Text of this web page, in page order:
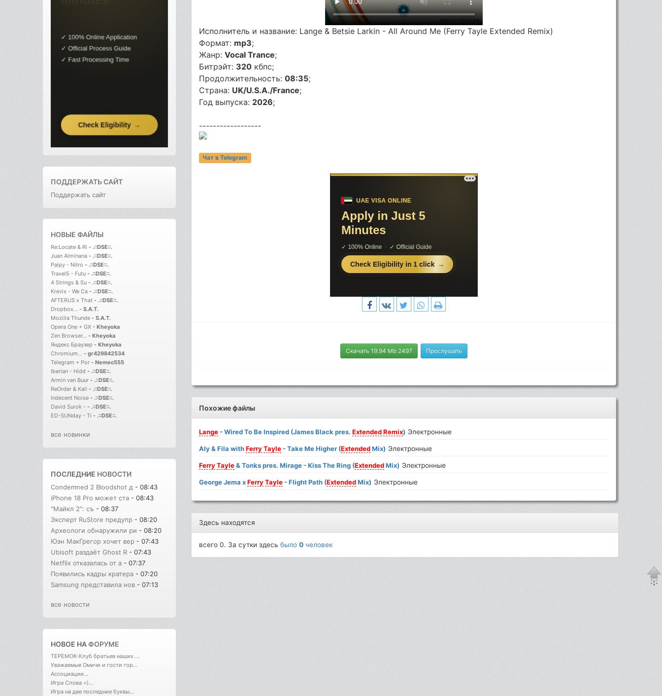
ПОДДЕРЖАТЬ САЙТ
Поддержать сайт
НОВЫЕ ФАЙЛЫ
Re:Locate & Ri - .::DSE::.
Juan Alminana - .::DSE::.
Paipy - Nitro - .::DSE::.
Travel5 - Futu - .::DSE::.
4 Strings & Su - .::DSE::.
Krevix - We Ca - .::DSE::.
AFTERUS x That - .::DSE::.
Dropbox... - S.A.T.
Mozilla Thunde - S.A.T.
Opera One + GX - Kheyoka
Zen Browser... - Kheyoka
Яндекс Браузер - Kheyoka
Chromium... - gr429842534
Telegram + Por - Nemec555
Iberian - Hidd - .::DSE::.
Armin van Buur - .::DSE::.
ReOrder & Kali - .::DSE::.
Indecent Noise - .::DSE::.
David Surok - - .::DSE::.
ED-SUNday - Ti - .::DSE::.
все новинки
ПОСЛЕДНИЕ НОВОСТИ
Condemned 2 Bloodshot д - 08:43
iPhone 18 Pro может ста - 08:43
"Майкл 2": съ - 08:37
Эксперт RuStore предупр - 08:20
Археологи обнаружили ри - 08:20
Юэн МакГрегор хочет вер - 07:43
Ubisoft раздаёт Ghost R - 07:43
Netflix отказалась от а - 07:37
Появились кадры кратера - 07:20
Samsung представила нов - 07:13
все новости
НОВОЕ НАФОРУМЕ
ТЕРЕМОК-Клуб братьев наших ...
Уважаемые Омичи и гости гор...
Ассоциации...
Игра Слова =)...
Игра на две последние буквы...
Исполнитель и название: Lange & Betsie Larkin - All Around Me (Ferry Tayle Extended Remix)
Формат: mp3;
Жанр:Vocal Trance;
Битрэйт: 320 кбпс;
Продолжительность:08:35;
Страна: UK/U.S.A./France;
Год выпуска: 2026;
------------------
Чат в Telegram
Скачать 19.94 Mb 2497 Прослушать
Похожие файлы
Lange - Wired To Be Inspired (James Black pres.ExtendedRemix) Электронные
Aly & Fila withFerryTayle - Take Me Higher (ExtendedMix) Электронные
FerryTayle& Tonks pres. Mirage - Kiss The Ring (ExtendedMix) Электронные
George Jema xFerryTayle - Flight Path (ExtendedMix) Электронные
Здесь находятся
всего 0. За сутки здесьбыло0 человек